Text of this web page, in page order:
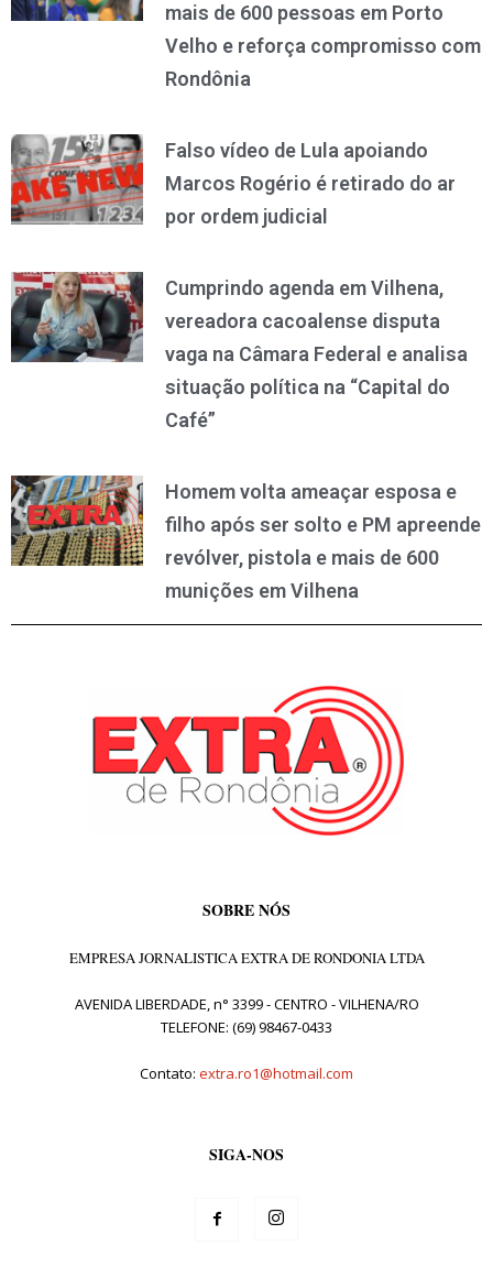
mais de 600 pessoas em Porto
Velho e reforça compromisso com
Rondônia
Falso vídeo de Lula apoiando
Marcos Rogério é retirado do ar
por ordem judicial
Cumprindo agenda em Vilhena,
vereadora cacoalense disputa
vaga na Câmara Federal e analisa
situação política na “Capital do
Café”
Homem volta ameaçar esposa e
filho após ser solto e PM apreende
revólver, pistola e mais de 600
munições em Vilhena
SOBRE NÓS
EMPRESA JORNALISTICA EXTRA DE RONDONIA LTDA
AVENIDA LIBERDADE, n° 3399 - CENTRO - VILHENA/RO
TELEFONE: (69) 98467-0433
Contato: extra.ro1@hotmail.com
SIGA-NOS